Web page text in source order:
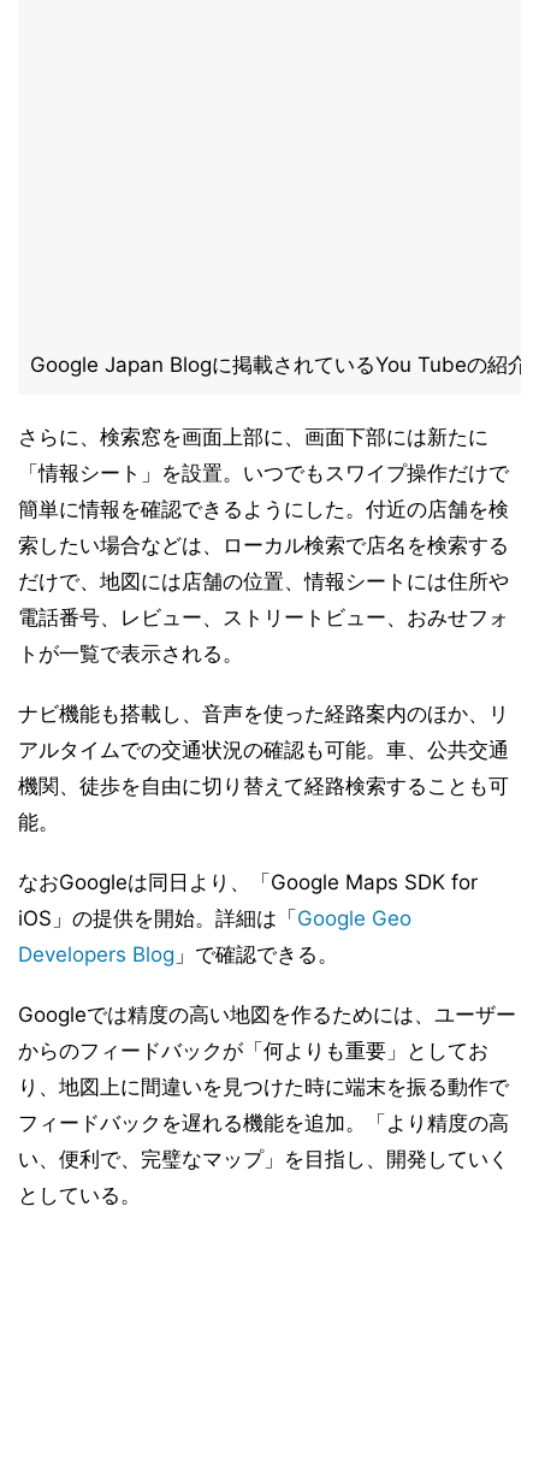
Google Japan Blogに掲載されているYou Tubeの紹介
さらに、検索窓を画面上部に、画面下部には新たに
「情報シート」を設置。いつでもスワイプ操作だけで
簡単に情報を確認できるようにした。付近の店舗を検
索したい場合などは、ローカル検索で店名を検索する
だけで、地図には店舗の位置、情報シートには住所や
電話番号、レビュー、ストリートビュー、おみせフォ
トが一覧で表示される。
ナビ機能も搭載し、音声を使った経路案内のほか、リ
アルタイムでの交通状況の確認も可能。車、公共交通
機関、徒歩を自由に切り替えて経路検索することも可
能。
なおGoogleは同日より、「Google Maps SDK for
iOS」の提供を開始。詳細は「 Google Geo
Developers Blog 」で確認できる。
Googleでは精度の高い地図を作るためには、ユーザー
からのフィードバックが「何よりも重要」としてお
り、地図上に間違いを見つけた時に端末を振る動作で
フィードバックを遅れる機能を追加。「より精度の高
い、便利で、完璧なマップ」を目指し、開発していく
としている。